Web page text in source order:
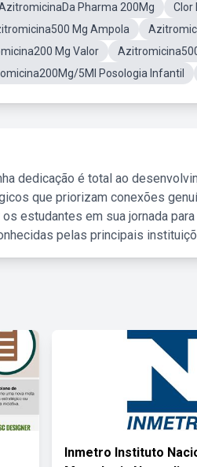
Pharma 200Mg Clor
Mg Ampola
Mg Valor
5Ml Posologia Infantil
dedicação é total ao
que priorizam conexões
estudantes em sua jornada
pelas principais
Inmetro Instituto